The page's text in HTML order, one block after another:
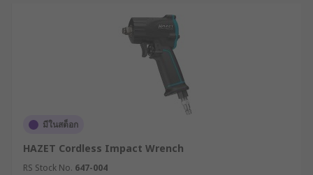
มีในสต็อก
HAZET Cordless Impact Wrench
RS Stock No. 647-004